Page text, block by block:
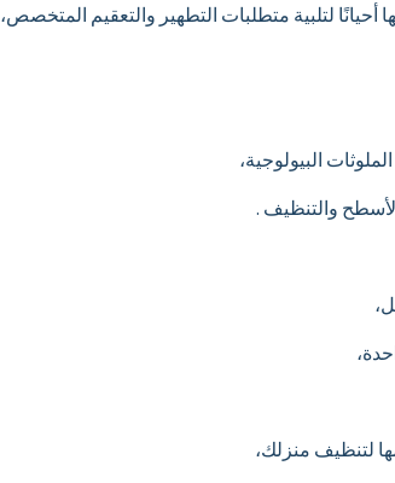
لتلبية متطلبات التطهير والتعقيم المتخصص،
البيولوجية،
والتنظيف .
لتنظيف منزلك،